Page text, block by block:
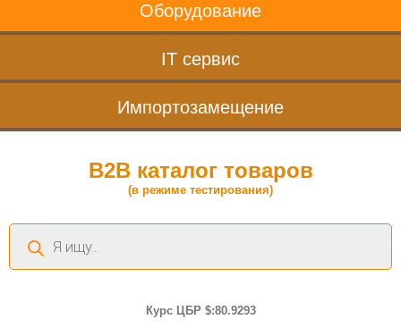
Оборудование
IT сервис
Импортозамещение
B2B каталог товаров
(в режиме тестирования)
Поиск
товаров
Курс ЦБР $:80.9293